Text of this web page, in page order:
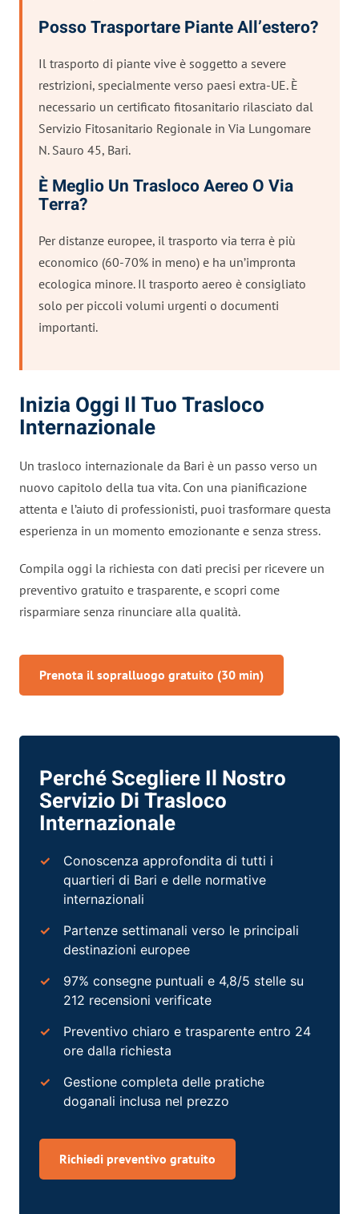
Posso Trasportare Piante All’estero?
Il trasporto di piante vive è soggetto a severe
restrizioni, specialmente verso paesi extra-UE. È
necessario un certificato fitosanitario rilasciato dal
Servizio Fitosanitario Regionale in Via Lungomare
N. Sauro 45, Bari.
È Meglio Un Trasloco Aereo O Via
Terra?
Per distanze europee, il trasporto via terra è più
economico (60-70% in meno) e ha un’impronta
ecologica minore. Il trasporto aereo è consigliato
solo per piccoli volumi urgenti o documenti
importanti.
Inizia Oggi Il Tuo Trasloco
Internazionale
Un trasloco internazionale da Bari è un passo verso un
nuovo capitolo della tua vita. Con una pianificazione
attenta e l’aiuto di professionisti, puoi trasformare questa
esperienza in un momento emozionante e senza stress.
Compila oggi la richiesta con dati precisi per ricevere un
preventivo gratuito e trasparente, e scopri come
risparmiare senza rinunciare alla qualità.
Prenota il sopralluogo gratuito (30 min)
Perché Scegliere Il Nostro
Servizio Di Trasloco
Internazionale
Conoscenza approfondita di tutti i
quartieri di Bari e delle normative
internazionali
Partenze settimanali verso le principali
destinazioni europee
97% consegne puntuali e 4,8/5 stelle su
212 recensioni verificate
Preventivo chiaro e trasparente entro 24
ore dalla richiesta
Gestione completa delle pratiche
doganali inclusa nel prezzo
Richiedi preventivo gratuito